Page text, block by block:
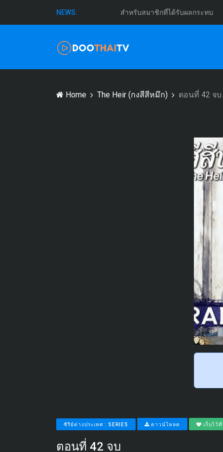
NEWS: สำหรับสมาชิกที่ได้รับผลกระทบ
Home The Heir (กงสีสีหมึก) ตอนที่ 42 จบ
ซีรีย์ต่างประเทศ : SERIES ดาวน์โหลด เก็บไว้
ตอนที่ 42 จบ